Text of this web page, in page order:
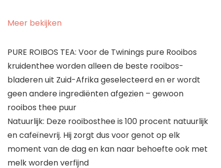
Meer bekijken
PURE ROIBOS TEA: Voor de Twinings pure Rooibos
kruidenthee worden alleen de beste rooibos-
bladeren uit Zuid-Afrika geselecteerd en er wordt
geen andere ingrediënten afgezien – gewoon
rooibos thee puur
Natuurlijk: Deze rooibosthee is 100 procent natuurlijk
en cafeïnevrij. Hij zorgt dus voor genot op elk
moment van de dag en kan naar behoefte ook met
melk worden verfijnd